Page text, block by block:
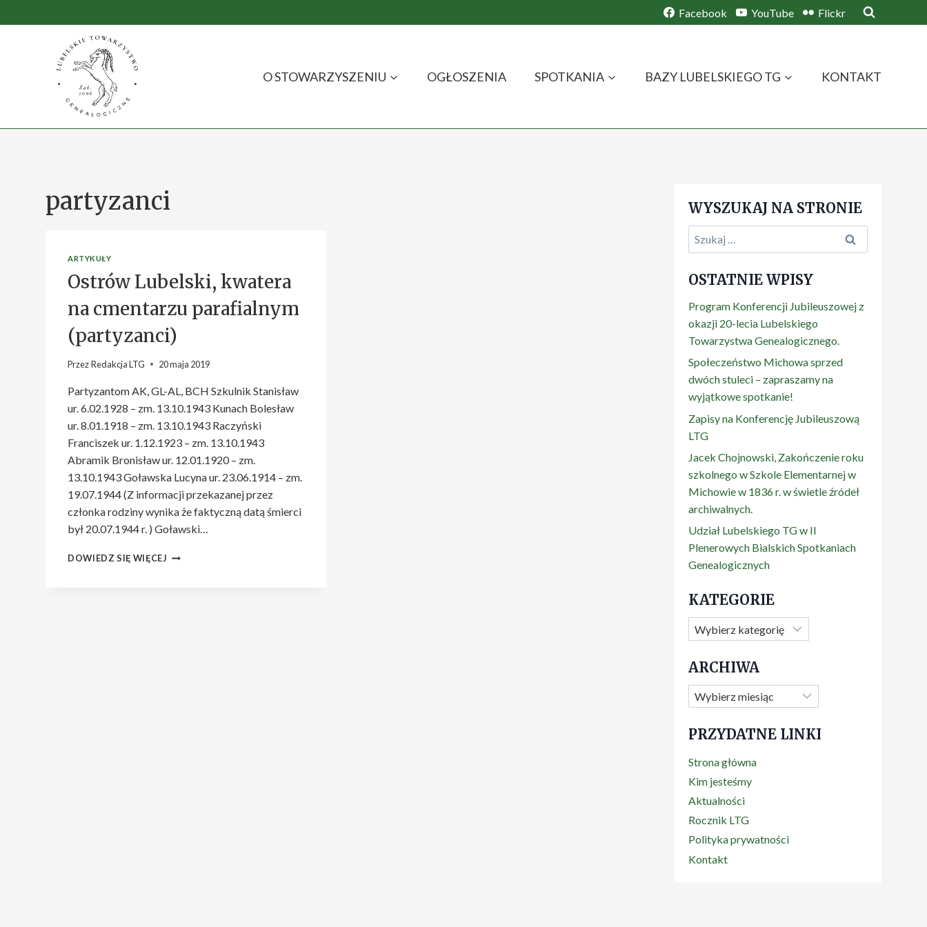
do
Facebook YouTube Flickr
O STOWARZYSZENIU OGŁOSZENIA SPOTKANIA BAZY LUBELSKIEGO TG KONTAKT
partyzanci
ARTYKUŁY
Ostrów Lubelski, kwatera
na cmentarzu parafialnym
(partyzanci)
PrzezRedakcja LTG 20 maja 2019
Partyzantom AK, GL-AL, BCH Szkulnik Stanisław
ur. 6.02.1928 – zm. 13.10.1943 Kunach Bolesław
ur. 8.01.1918 – zm. 13.10.1943 Raczyński
Franciszek ur. 1.12.1923 – zm. 13.10.1943
Abramik Bronisław ur. 12.01.1920 – zm.
13.10.1943 Goławska Lucyna ur. 23.06.1914 – zm.
19.07.1944 (Z informacji przekazanej przez
członka rodziny wynika że faktyczną datą śmierci
był 20.07.1944 r. ) Goławski…
DOWIEDZ SIĘ WIĘCEJ OSTRÓW
WYSZUKAJ NA STRONIE
Szukaj:
OSTATNIE WPISY
Program Konferencji Jubileuszowej z
okazji 20-lecia Lubelskiego
Towarzystwa Genealogicznego.
Społeczeństwo Michowa sprzed
dwóch stuleci – zapraszamy na
wyjątkowe spotkanie!
Zapisy na Konferencję Jubileuszową
LTG
Jacek Chojnowski, Zakończenie roku
szkolnego w Szkole Elementarnej w
Michowie w 1836 r. w świetle źródeł
archiwalnych.
Udział Lubelskiego TG w II
Plenerowych Bialskich Spotkaniach
Genealogicznych
KATEGORIE
Kategorie
ARCHIWA
Archiwa
PRZYDATNE LINKI
Strona główna
Kim jesteśmy
Aktualności
Rocznik LTG
Polityka prywatności
Kontakt